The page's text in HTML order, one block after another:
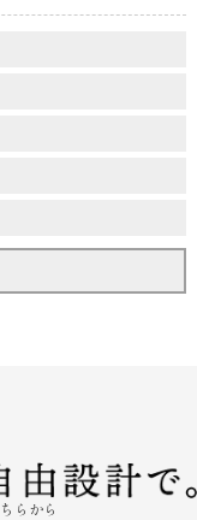
らから